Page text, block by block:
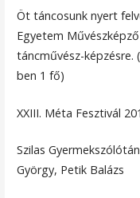
Öt táncosunk nyert
Egyetem
táncművész-képzésre.
ben 1 fő)
XXIII. Méta Fesztivál
Szilas
György, Petik Balázs